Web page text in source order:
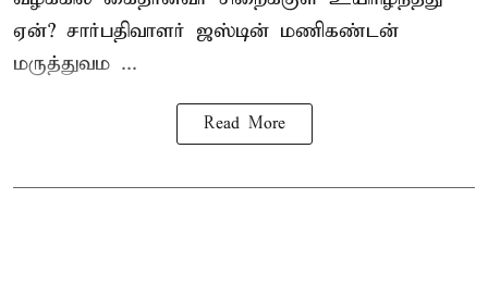
ஏன்? சார்பதிவாளர் ஜஸ்டின் மணிகண்டன்
மருத்துவம ...
Read More